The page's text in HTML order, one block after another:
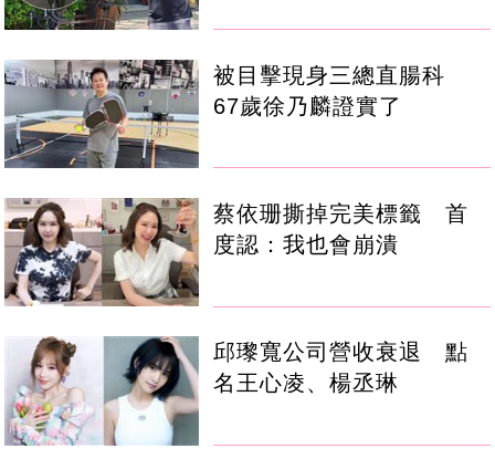
被目擊現身三總直腸科
67歲徐乃麟證實了
蔡依珊撕掉完美標籤 首
度認：我也會崩潰
邱瓈寬公司營收衰退 點
名王心凌、楊丞琳